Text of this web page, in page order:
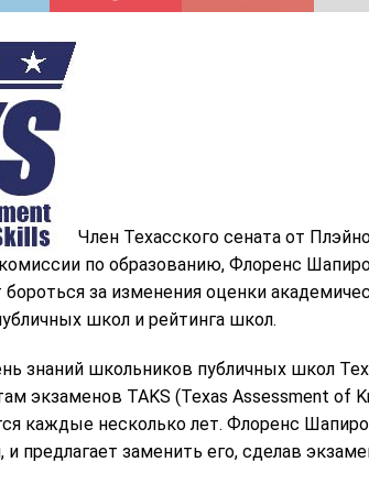
Член Техасского сената от
по образованию, Флоренс
за изменения оценки
школ и рейтинга школ.
знаний школьников публичных школ
экзаменов TAKS (Texas Assessment of
каждые несколько лет. Флоренс Шапиро
и предлагает заменить его, сделав